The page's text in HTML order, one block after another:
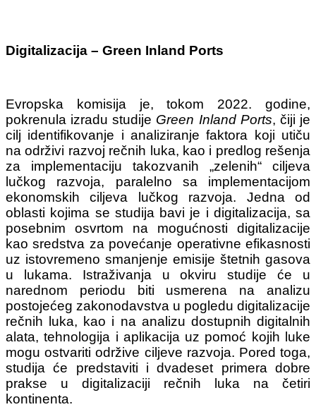
Digitalizacija – Green Inland Ports
Evropska komisija je, tokom 2022. godine,
pokrenula izradu studije Green Inland Ports, čiji je
cilj identifikovanje i analiziranje faktora koji utiču
na održivi razvoj rečnih luka, kao i predlog rešenja
za implementaciju takozvanih „zelenih“ ciljeva
lučkog razvoja, paralelno sa implementacijom
ekonomskih ciljeva lučkog razvoja. Jedna od
oblasti kojima se studija bavi je i digitalizacija, sa
posebnim osvrtom na mogućnosti digitalizacije
kao sredstva za povećanje operativne efikasnosti
uz istovremeno smanjenje emisije štetnih gasova
u lukama. Istraživanja u okviru studije će u
narednom periodu biti usmerena na analizu
postojećeg zakonodavstva u pogledu digitalizacije
rečnih luka, kao i na analizu dostupnih digitalnih
alata, tehnologija i aplikacija uz pomoć kojih luke
mogu ostvariti održive ciljeve razvoja. Pored toga,
studija će predstaviti i dvadeset primera dobre
prakse u digitalizaciji rečnih luka na četiri
kontinenta.